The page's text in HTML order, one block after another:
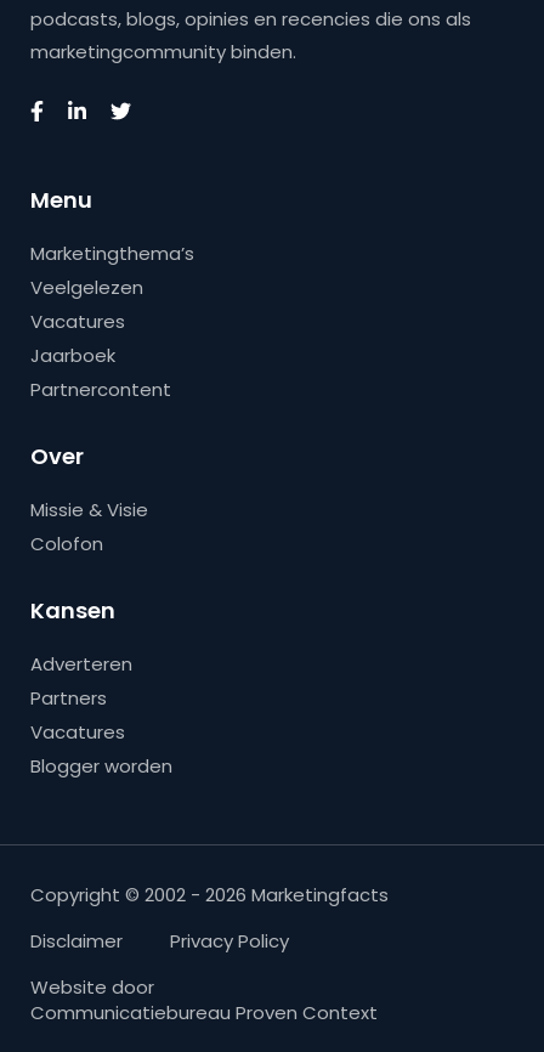
podcasts, blogs, opinies en recencies die ons als
marketingcommunity binden.
Menu
Marketingthema’s
Veelgelezen
Vacatures
Jaarboek
Partnercontent
Over
Missie & Visie
Colofon
Kansen
Adverteren
Partners
Vacatures
Blogger worden
Copyright © 2002 - 2026 Marketingfacts
Disclaimer
Privacy Policy
Website door
Communicatiebureau Proven Context